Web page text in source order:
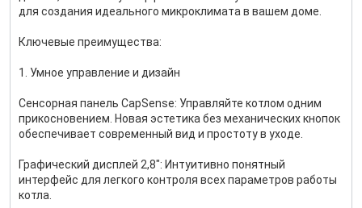
для создания идеального микроклимата в вашем доме.
Ключевые преимущества:
1. Умное управление и дизайн
Сенсорная панель CapSense: Управляйте котлом одним
прикосновением. Новая эстетика без механических кнопок
обеспечивает современный вид и простоту в уходе.
Графический дисплей 2,8": Интуитивно понятный
интерфейс для легкого контроля всех параметров работы
котла.